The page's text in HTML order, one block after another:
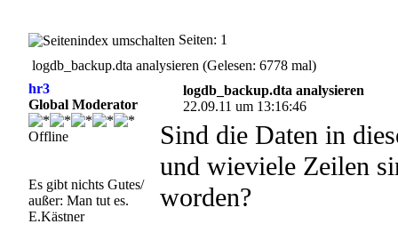
Seiten: 1
logdb_backup.dta analysieren (Gelesen: 6778 mal)
hr3
Global Moderator
Offline
Es gibt nichts Gutes/
außer: Man tut es.
E.Kästner
logdb_backup.dta analysieren
22.09.11 um 13:16:46
Sind die Daten in
und wieviele Zeilen
worden?